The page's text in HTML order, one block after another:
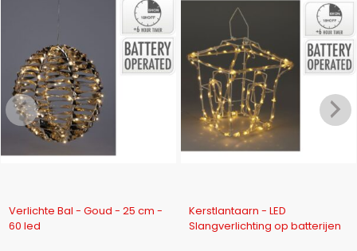
Verlichte Bal - Goud - 25 cm -
60 led
Kerstlantaarn - LED
Slangverlichting op batterijen